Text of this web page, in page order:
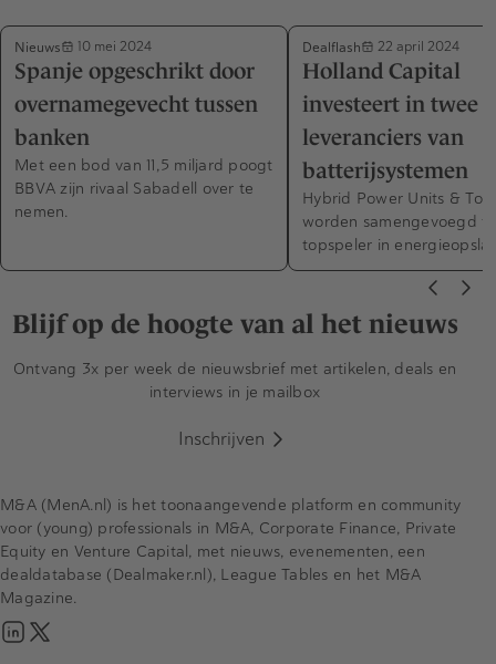
Nieuws 10 mei 2024
Spanje opgeschrikt door
overnamegevecht tussen
banken
Met een bod van 11,5 miljard poogt
BBVA zijn rivaal Sabadell over te
nemen.
Dealflash 22 april 2024
Holland Capital
investeert in twee
leveranciers van
batterijsystemen
Hybrid Power Units & Top
worden samengevoegd
topspeler in
Blijf op de hoogte van al het nieuws
Ontvang 3x per week de nieuwsbrief met artikelen, deals en
interviews in je mailbox
Inschrijven
M&A (MenA.nl) is het toonaangevende platform en community
voor (young) professionals in M&A, Corporate Finance, Private
Equity en Venture Capital, met nieuws, evenementen, een
dealdatabase (Dealmaker.nl), League Tables en het M&A
Magazine.